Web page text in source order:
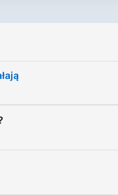
nami. Więcej